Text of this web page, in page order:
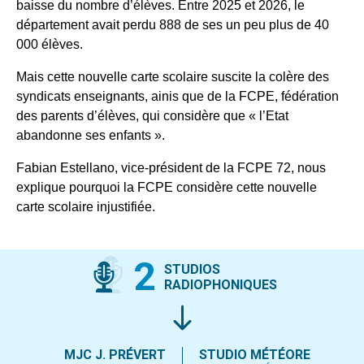
baisse du nombre d’élèves. Entre 2025 et 2026, le
département avait perdu 888 de ses un peu plus de 40
000 élèves.
Mais cette nouvelle carte scolaire suscite la colère des
syndicats enseignants, ainis que de la FCPE, fédération
des parents d’élèves, qui considère que « l’Etat
abandonne ses enfants ».
Fabian Estellano, vice-président de la FCPE 72, nous
explique pourquoi la FCPE considère cette nouvelle
carte scolaire injustifiée.
2
STUDIOS
RADIOPHONIQUES
MJC J. PRÉVERT
STUDIO MÉTÉORE